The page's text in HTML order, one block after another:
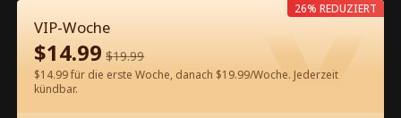
60 Jetzt entsperren
VIP-Woche
$14.99 $19.99
$14.99 für die erste Woche, danach $19.99/Woche. Jederzeit
kündbar.
26% REDUZIERT